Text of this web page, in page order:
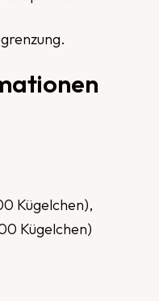
Kügelchen),
Kügelchen)